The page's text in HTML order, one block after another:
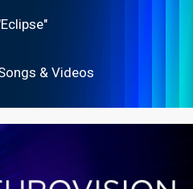
& Videos